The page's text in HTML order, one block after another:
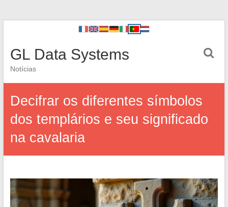
GL Data Systems
Notícias
Decifrar os diferentes símbolos
dos templários e seu significado
na cavalaria